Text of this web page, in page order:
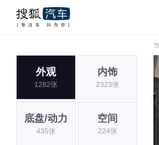
外观
1282张
内饰
2323张
底盘/动力
435张
空间
224张